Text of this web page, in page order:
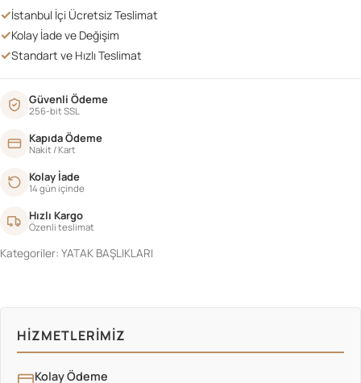
✓İstanbul İçi Ücretsiz Teslimat
✓Kolay İade ve Değişim
✓Standart ve Hızlı Teslimat
Güvenli Ödeme
256-bit SSL
Kapıda Ödeme
Nakit / Kart
Kolay İade
14 gün içinde
Hızlı Kargo
Özenli teslimat
Kategoriler: YATAK BAŞLIKLARI
HIZMETLERIMIZ
Kolay Ödeme